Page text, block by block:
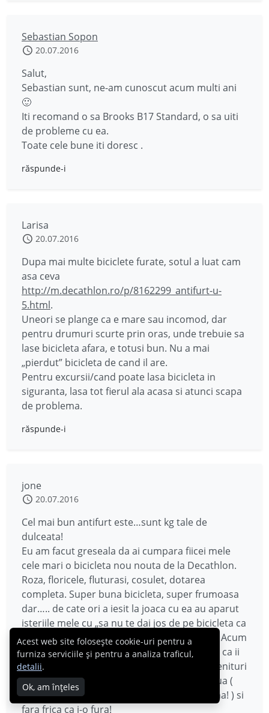
Sebastian Sopon
20.07.2016
Salut,
Sebastian sunt, ne-am cunoscut acum multi ani
🙂
Iti recomand o sa Brooks B17 Standard, o sa uiti
de probleme cu ea.
Toate cele bune iti doresc .
răspunde-i
Larisa
20.07.2016
Dupa mai multe biciclete furate, sotul a luat cam
asa ceva
http://m.decathlon.ro/p/8162299_antifurt-u-
5.html.
Uneori se plange ca e mare sau incomod, dar
pentru drumuri scurte prin oras, unde trebuie sa
lase bicicleta afara, e totusi bun. Nu a mai
„pierdut” bicicleta de cand il are.
Pentru excursii/cand poate lasa bicicleta in
siguranta, lasa tot fierul ala acasa si atunci scapa
de problema.
răspunde-i
jone
20.07.2016
Cel mai bun antifurt este…sunt kg tale de
dulceata!
Eu am facut greseala da ai cumpara fiicei mele
cele mari o bicicleta nou nouta de la Decathlon.
Roza, floricele, fluturasi, cosulet, dotarea
completa. Super buna bicicleta, super frumoasa
dar….. de cate ori a iesit la joaca cu ea au aparut
isteriile mele cu „sa nu te dai jos de pe bicicleta ca
ti-o fura!” „sa nu o dai la alt copil ” si tot asa. Acum
mi-am asumat prostia si nu o mai bat la cap ca ii
cam stricam placerea. Celei de a doua progenituri
i-am luat o bicicleta buna, dar la mana a doua (
condusa de o babuta numai in garaj ha ha ha! ) si
fara frica ca i-o fura!
Acest web site folosește cookie-uri pentru a
furniza serviciile și pentru a analiza traficul,
detalii.
Ok, am înțeles